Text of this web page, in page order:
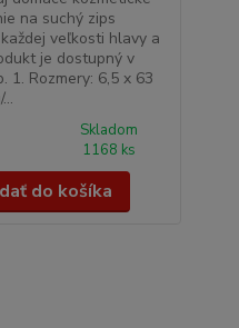
na suchý zips
veľkosti hlavy a
je dostupný v
1. Rozmery: 6,5 x 63
Skladom
1168 ks
do košíka